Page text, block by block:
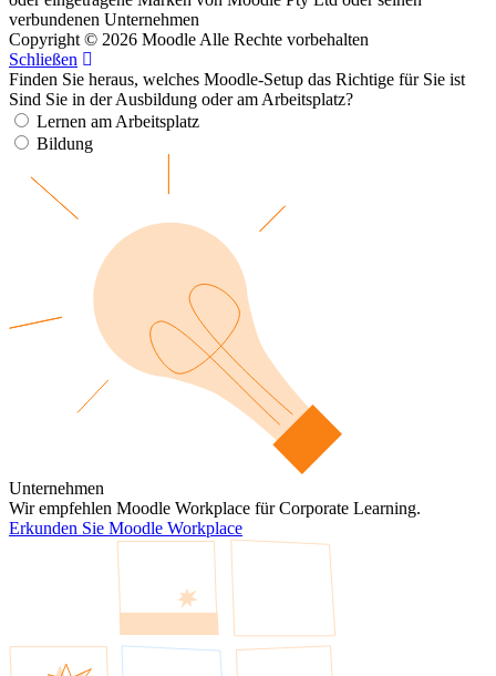
verbundenen Unternehmen
Copyright © 2026 Moodle Alle Rechte vorbehalten
Schließen
Finden Sie heraus, welches Moodle-Setup das Richtige für Sie ist
Sind Sie in der Ausbildung oder am Arbeitsplatz?
Lernen am Arbeitsplatz
Bildung
Unternehmen
Wir empfehlen Moodle Workplace für Corporate Learning.
Erkunden Sie Moodle Workplace